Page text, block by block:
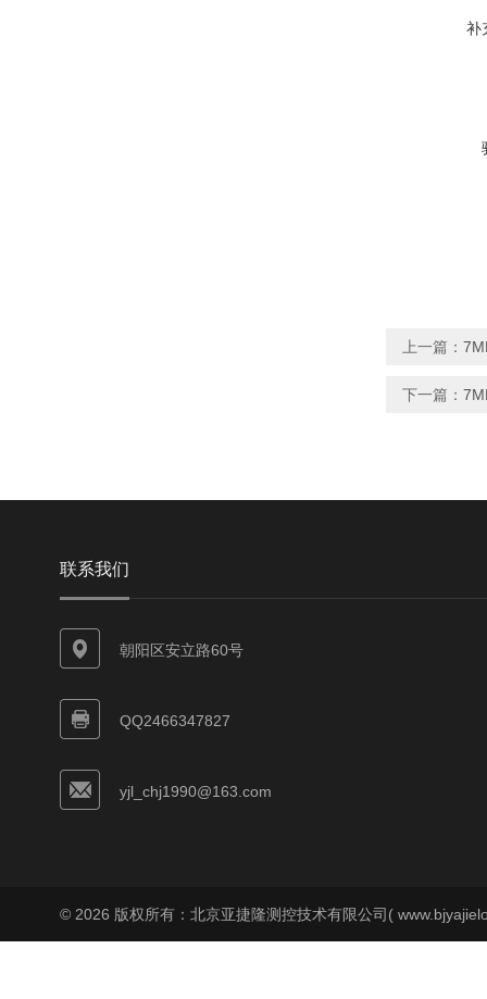
补
上一篇：
下一篇：
联系我们
朝阳区安立路60号
QQ2466347827
yjl_chj1990@163.com
© 2026 版权所有：北京亚捷隆测控技术有限公司(